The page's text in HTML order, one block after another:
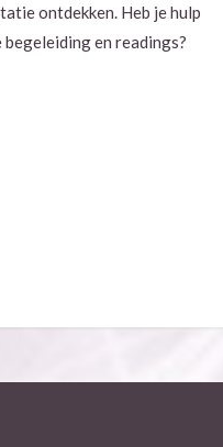
ontdekken. Heb je hulp
en readings?